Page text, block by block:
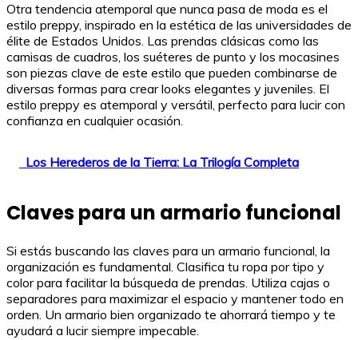
Otra tendencia atemporal que nunca pasa de moda es el
estilo preppy, inspirado en la estética de las universidades de
élite de Estados Unidos. Las prendas clásicas como las
camisas de cuadros, los suéteres de punto y los mocasines
son piezas clave de este estilo que pueden combinarse de
diversas formas para crear looks elegantes y juveniles. El
estilo preppy es atemporal y versátil, perfecto para lucir con
confianza en cualquier ocasión.
Los Herederos de la Tierra: La Trilogía Completa
Claves para un armario funcional
Si estás buscando las claves para un armario funcional, la
organización es fundamental. Clasifica tu ropa por tipo y
color para facilitar la búsqueda de prendas. Utiliza cajas o
separadores para maximizar el espacio y mantener todo en
orden. Un armario bien organizado te ahorrará tiempo y te
ayudará a lucir siempre impecable.